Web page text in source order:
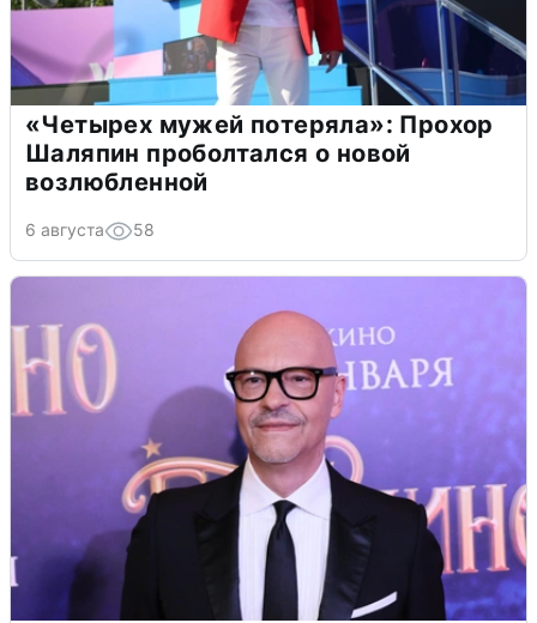
«Четырех мужей потеряла»: Прохор
Шаляпин проболтался о новой
возлюбленной
6 августа 58